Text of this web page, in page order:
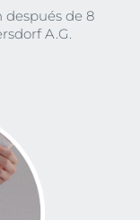
después de 8
A.G.